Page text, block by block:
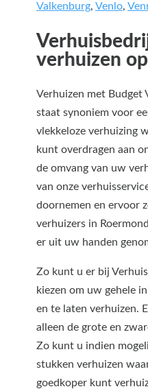
Valkenburg, Venlo,
verhuizen
Verhuizen met Budget
staat synoniem voor
vlekkeloze verhuizing
kunt overdragen aan
de omvang van uw
van onze
doornemen en ervoor
verhuizers in
er uit uw handen
Zo kunt u er bij
kiezen om uw gehele
en te laten verhuizen.
alleen de grote en
Zo kunt u indien
stukken verhuizen
goedkoper kunt